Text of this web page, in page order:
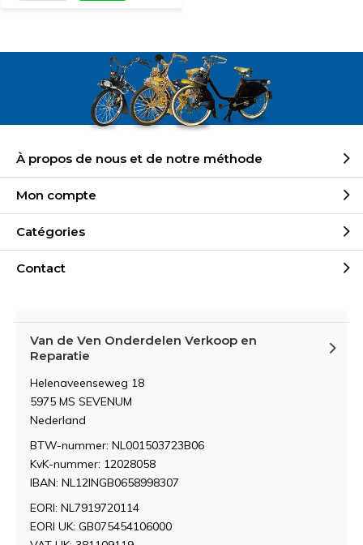
À propos de nous et de notre méthode
Mon compte
Catégories
Contact
Van de Ven Onderdelen Verkoop en
Reparatie
Helenaveenseweg 18
5975 MS SEVENUM
Nederland
BTW-nummer: NL001503723B06
KvK-nummer: 12028058
IBAN: NL12INGB0658998307
EORI: NL7919720114
EORI UK: GB075454106000